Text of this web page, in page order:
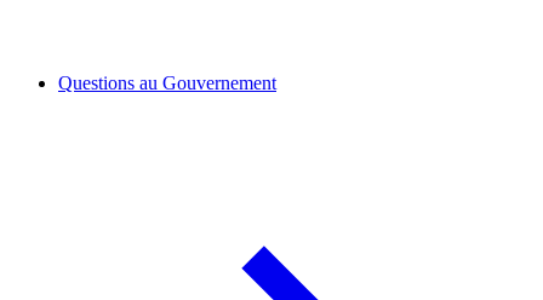
Questions au Gouvernement